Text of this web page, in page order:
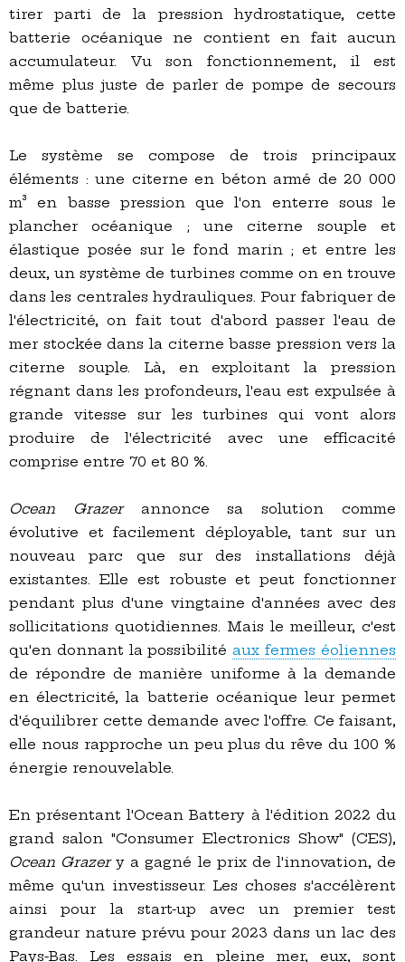
tirer parti de la pression hydrostatique, cette
batterie océanique ne contient en fait aucun
accumulateur. Vu son fonctionnement, il est
même plus juste de parler de pompe de secours
que de batterie.
Le système se compose de trois principaux
éléments : une citerne en béton armé de 20 000
m³ en basse pression que l'on enterre sous le
plancher océanique ; une citerne souple et
élastique posée sur le fond marin ; et entre les
deux, un système de turbines comme on en trouve
dans les centrales hydrauliques. Pour fabriquer de
l'électricité, on fait tout d'abord passer l'eau de
mer stockée dans la citerne basse pression vers la
citerne souple. Là, en exploitant la pression
régnant dans les profondeurs, l'eau est expulsée à
grande vitesse sur les turbines qui vont alors
produire de l'électricité avec une efficacité
comprise entre 70 et 80 %.
Ocean Grazerannonce sa solution comme
évolutive et facilement déployable, tant sur un
nouveau parc que sur des installations déjà
existantes. Elle est robuste et peut fonctionner
pendant plus d'une vingtaine d'années avec des
sollicitations quotidiennes. Mais le meilleur, c'est
qu'en donnant la possibilité aux fermes éoliennes
de répondre de manière uniforme à la demande
en électricité, la batterie océanique leur permet
d'équilibrer cette demande avec l'offre. Ce faisant,
elle nous rapproche un peu plus du rêve du 100 %
énergie renouvelable.
En présentant l'Ocean Battery à l'édition 2022 du
grand salon "Consumer Electronics Show" (CES),
Ocean Grazery a gagné le prix de l'innovation, de
même qu'un investisseur. Les choses s'accélèrent
ainsi pour la start-up avec un premier test
grandeur nature prévu pour 2023 dans un lac des
Pays-Bas. Les essais en pleine mer, eux, sont